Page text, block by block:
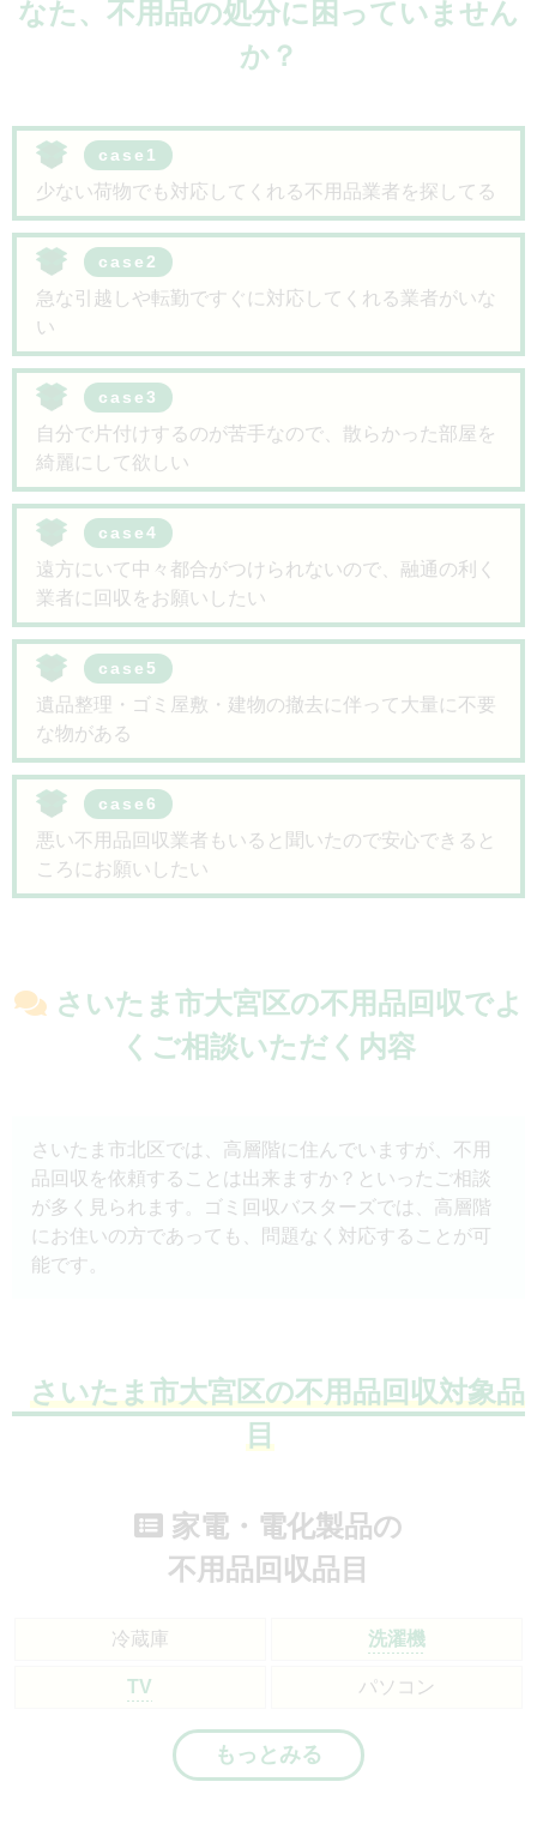
なた、 不用品の処分に困っていません
か？
case1
少ない荷物でも対応してくれる不用品業者を探してる
case2
急な引越しや転勤ですぐに対応してくれる業者がいな
い
case3
自分で片付けするのが苦手なので、散らかった部屋を
綺麗にして欲しい
case4
遠方にいて中々都合がつけられないので、融通の利く
業者に回収をお願いしたい
case5
遺品整理・ゴミ屋敷・建物の撤去に伴って大量に不要
な物がある
case6
悪い不用品回収業者もいると聞いたので安心できると
ころにお願いしたい
さいたま市大宮区の不用品回収でよ
くご相談いただく内容
さいたま市北区では、高層階に住んでいますが、不用
品回収を依頼することは出来ますか？といったご相談
が多く見られます。ゴミ回収バスターズでは、高層階
にお住いの方であっても、問題なく対応することが可
能です。
さいたま市大宮区の不用品回収対象品
目
家電・電化製品の
不用品回収品目
冷蔵庫 洗濯機
TV パソコン
もっとみる